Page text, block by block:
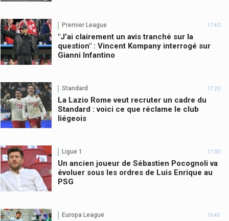
Premier League 17:40
"J’ai clairement un avis tranché sur la
question" : Vincent Kompany interrogé sur
Gianni Infantino
Standard 17:20
La Lazio Rome veut recruter un cadre du
Standard : voici ce que réclame le club
liégeois
Ligue 1 17:00
Un ancien joueur de Sébastien Pocognoli va
évoluer sous les ordres de Luis Enrique au
PSG
Europa League 16:45